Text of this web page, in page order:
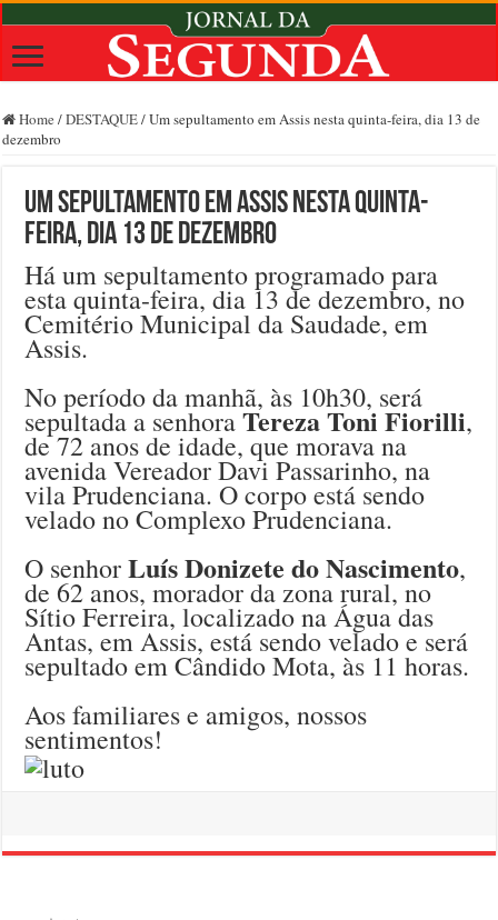
Home /DESTAQUE/Um sepultamento em Assis nesta quinta-feira, dia 13 de
dezembro
Um sepultamento em Assis nesta quinta-
feira, dia 13 de dezembro
Há um sepultamento programado para
esta quinta-feira, dia 13 de dezembro, no
Cemitério Municipal da Saudade, em
Assis.
No período da manhã, às 10h30, será
sepultada a senhoraTereza Toni Fiorilli,
de 72 anos de idade, que morava na
avenida Vereador Davi Passarinho, na
vila Prudenciana. O corpo está sendo
velado no Complexo Prudenciana.
O senhorLuís Donizete do Nascimento,
de 62 anos, morador da zona rural, no
Sítio Ferreira, localizado na Água das
Antas, em Assis, está sendo velado e será
sepultado em Cândido Mota, às 11 horas.
Aos familiares e amigos, nossos
sentimentos!